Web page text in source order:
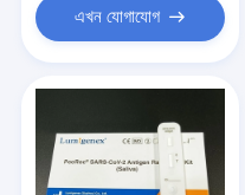
এখন যোগাযোগ